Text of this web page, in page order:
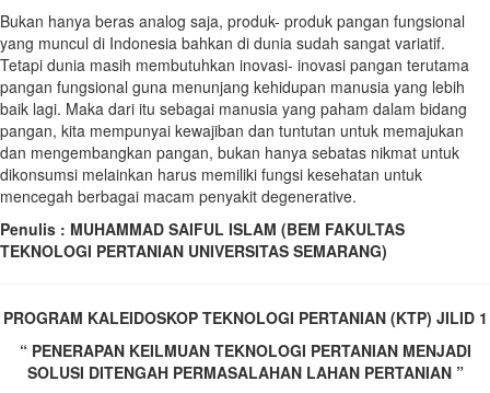
Bukan hanya beras analog saja, produk- produk pangan fungsional
yang muncul di Indonesia bahkan di dunia sudah sangat variatif.
Tetapi dunia masih membutuhkan inovasi- inovasi pangan terutama
pangan fungsional guna menunjang kehidupan manusia yang lebih
baik lagi. Maka dari itu sebagai manusia yang paham dalam bidang
pangan, kita mempunyai kewajiban dan tuntutan untuk memajukan
dan mengembangkan pangan, bukan hanya sebatas nikmat untuk
dikonsumsi melainkan harus memiliki fungsi kesehatan untuk
mencegah berbagai macam penyakit degenerative.
Penulis : MUHAMMAD SAIFUL ISLAM (BEM FAKULTAS
TEKNOLOGI PERTANIAN UNIVERSITAS SEMARANG)
PROGRAM KALEIDOSKOP TEKNOLOGI PERTANIAN (KTP) JILID 1
“ PENERAPAN KEILMUAN TEKNOLOGI PERTANIAN MENJADI
SOLUSI DITENGAH PERMASALAHAN LAHAN PERTANIAN ”